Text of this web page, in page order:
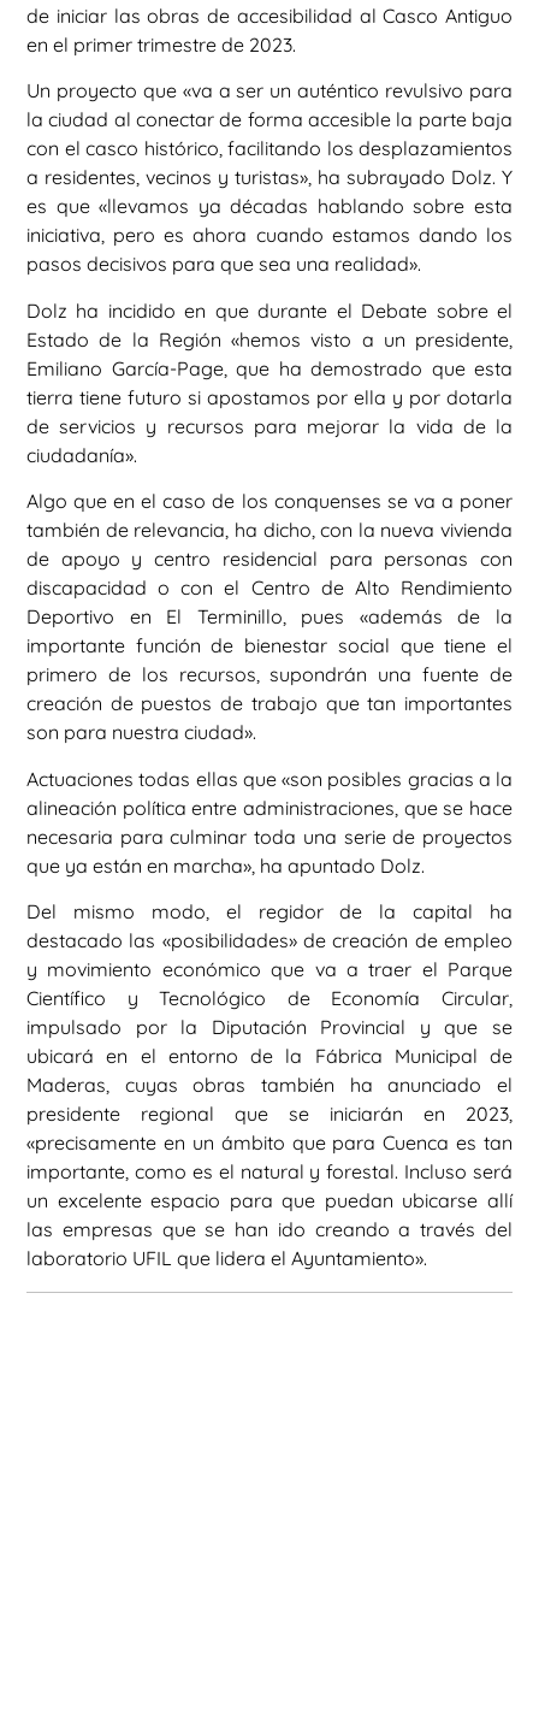
de iniciar las obras de accesibilidad al Casco Antiguo
en el primer trimestre de 2023.
Un proyecto que «va a ser un auténtico revulsivo para
la ciudad al conectar de forma accesible la parte baja
con el casco histórico, facilitando los desplazamientos
a residentes, vecinos y turistas», ha subrayado Dolz. Y
es que «llevamos ya décadas hablando sobre esta
iniciativa, pero es ahora cuando estamos dando los
pasos decisivos para que sea una realidad».
Dolz ha incidido en que durante el Debate sobre el
Estado de la Región «hemos visto a un presidente,
Emiliano García-Page, que ha demostrado que esta
tierra tiene futuro si apostamos por ella y por dotarla
de servicios y recursos para mejorar la vida de la
ciudadanía».
Algo que en el caso de los conquenses se va a poner
también de relevancia, ha dicho, con la nueva vivienda
de apoyo y centro residencial para personas con
discapacidad o con el Centro de Alto Rendimiento
Deportivo en El Terminillo, pues «además de la
importante función de bienestar social que tiene el
primero de los recursos, supondrán una fuente de
creación de puestos de trabajo que tan importantes
son para nuestra ciudad».
Actuaciones todas ellas que «son posibles gracias a la
alineación política entre administraciones, que se hace
necesaria para culminar toda una serie de proyectos
que ya están en marcha», ha apuntado Dolz.
Del mismo modo, el regidor de la capital ha
destacado las «posibilidades» de creación de empleo
y movimiento económico que va a traer el Parque
Científico y Tecnológico de Economía Circular,
impulsado por la Diputación Provincial y que se
ubicará en el entorno de la Fábrica Municipal de
Maderas, cuyas obras también ha anunciado el
presidente regional que se iniciarán en 2023,
«precisamente en un ámbito que para Cuenca es tan
importante, como es el natural y forestal. Incluso será
un excelente espacio para que puedan ubicarse allí
las empresas que se han ido creando a través del
laboratorio UFIL que lidera el Ayuntamiento».